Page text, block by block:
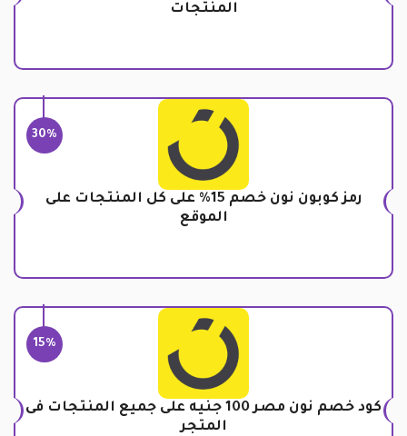
المنتجات
30%
رمز كوبون نون خصم 15% على كل المنتجات على
الموقع
15%
كود خصم نون مصر 100 جنيه على جميع المنتجات فى
المتجر